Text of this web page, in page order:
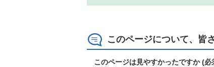
このページについて、皆
このページは見やすかったですか (必